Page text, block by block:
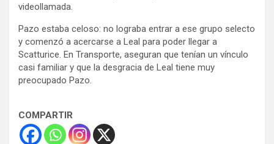
videollamada.
Pazo estaba celoso: no lograba entrar a ese grupo selecto
y comenzó a acercarse a Leal para poder llegar a
Scatturice. En Transporte, aseguran que tenían un vínculo
casi familiar y que la desgracia de Leal tiene muy
preocupado Pazo.
COMPARTIR